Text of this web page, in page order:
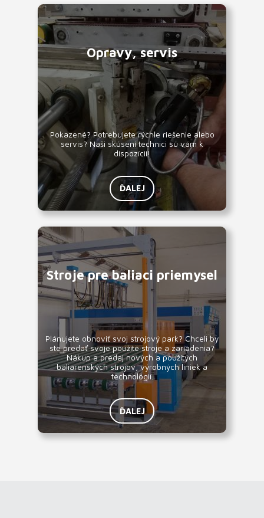
Opravy, servis
Pokazené? Potrebujete rýchle riešenie alebo
servis? Naši skúsení technici sú vám k
dispozícii!
ĎALEJ
Stroje pre baliaci priemysel
Plánujete obnoviť svoj strojový park? Chceli by
ste predať svoje použité stroje a zariadenia?
Nákup a predaj nových a použitých
baliarenských strojov, výrobných liniek a
technológií.
ĎALEJ